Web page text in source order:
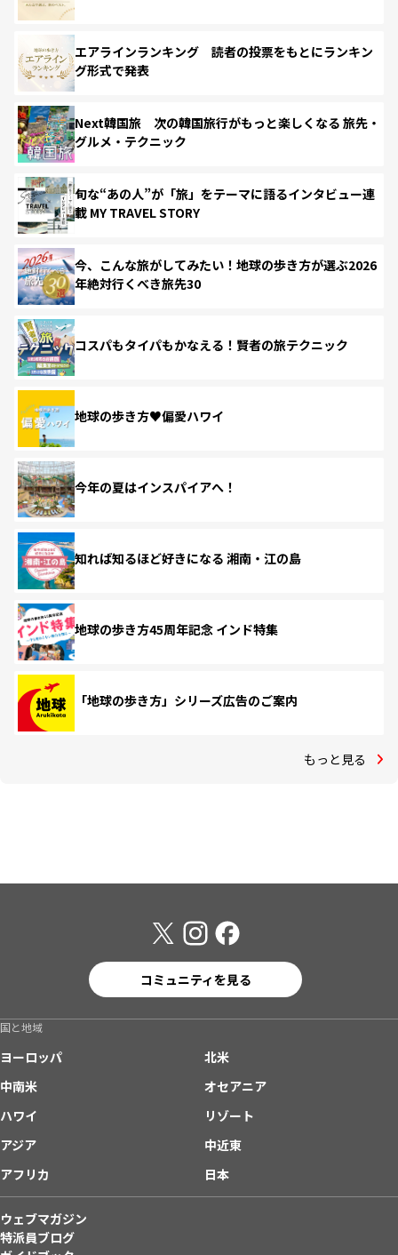
エアラインランキング 読者の投票をもとにランキン
グ形式で発表
Next韓国旅 次の韓国旅行がもっと楽しくなる 旅先・
グルメ・テクニック
旬な“あの人”が「旅」をテーマに語るインタビュー連
載 MY TRAVEL STORY
今、こんな旅がしてみたい！地球の歩き方が選ぶ2026
年絶対行くべき旅先30
コスパもタイパもかなえる！賢者の旅テクニック
地球の歩き方♥偏愛ハワイ
今年の夏はインスパイアへ！
知れば知るほど好きになる 湘南・江の島
地球の歩き方45周年記念 インド特集
「地球の歩き方」シリーズ広告のご案内
もっと見る
コミュニティを見る
国と地域
ヨーロッパ
北米
中南米
オセアニア
ハワイ
リゾート
アジア
中近東
アフリカ
日本
ウェブマガジン
特派員ブログ